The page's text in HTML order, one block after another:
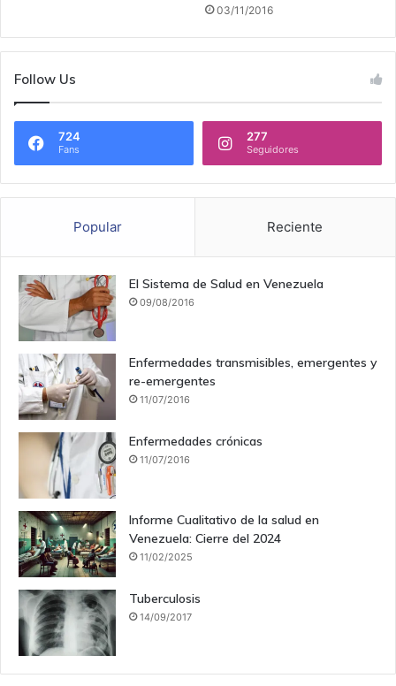
03/11/2016
Follow Us
724
Fans
277
Seguidores
Popular Reciente
El Sistema de Salud en Venezuela
09/08/2016
Enfermedades transmisibles, emergentes y
re-emergentes
11/07/2016
Enfermedades crónicas
11/07/2016
Informe Cualitativo de la salud en
Venezuela: Cierre del 2024
11/02/2025
Tuberculosis
14/09/2017